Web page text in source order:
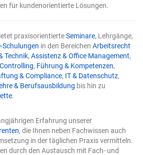
Solange die KI nur
Sicherung. Die zwei Tore
sondern zur
Arbeit. Tor 1: Präzise
eines KI-Ergebnisses entscheidet
Eine vage Frage erzeugt eine
keine Schwäche der Technik,
Das Modell füllt Lücken mit
einer guten Anweisung für
wirksame Eingabe enthält in der
klares Ziel: Was genau soll
„analysieren", sondern „die drei
für kundenorientierte Lösungen.
praxisorientierteSeminare, Lehrgänge,
Schulungen in den Bereichen Arbeitsrecht
Technik, Assistenz & Office Management,
, Führung & Kompetenzen,
& Compliance, IT & Datenschutz,
& Berufsausbildung bis hin zu
.
Erfahrung unserer
, die Ihnen neben Fachwissen auch
in der täglichen Praxis vermitteln.
durch den Austausch mit Fach- und